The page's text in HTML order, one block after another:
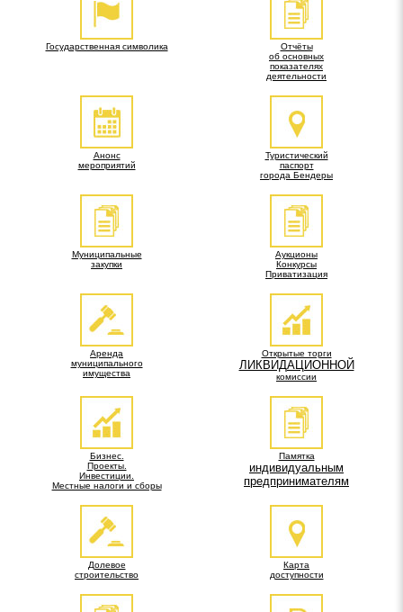
Государственная символика
Отчёты
об основных
показателях
деятельности
Анонс
мероприятий
Туристический
паспорт
города Бендеры
Муниципальные
закупки
Аукционы
Конкурсы
Приватизация
Аренда
муниципального
имущества
Открытые торги
ЛИКВИДАЦИОННОЙ
комиссии
Бизнес.
Проекты.
Инвестиции.
Местные налоги и сборы
Памятка
индивидуальным
предпринимателям
Долевое
строительство
Карта
доступности